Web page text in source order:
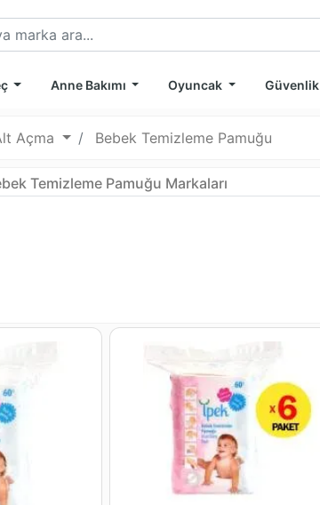
Anne Bakımı Oyuncak Güvenlik
Açma Bebek Temizleme Pamuğu
Temizleme Pamuğu Markaları